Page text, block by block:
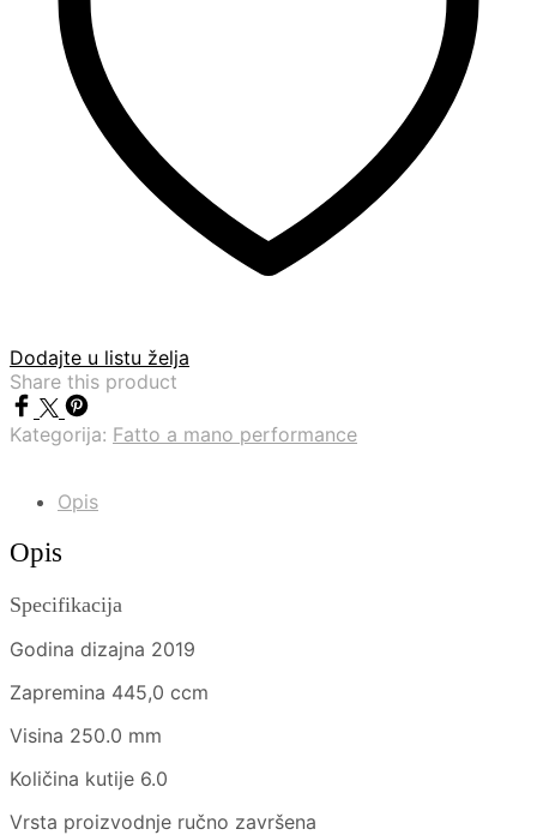
Dodajte u listu želja
Share this product
Kategorija: Fatto a mano performance
Opis
Opis
Specifikacija
Godina dizajna 2019
Zapremina 445,0 ccm
Visina 250.0 mm
Količina kutije 6.0
Vrsta proizvodnje ručno završena